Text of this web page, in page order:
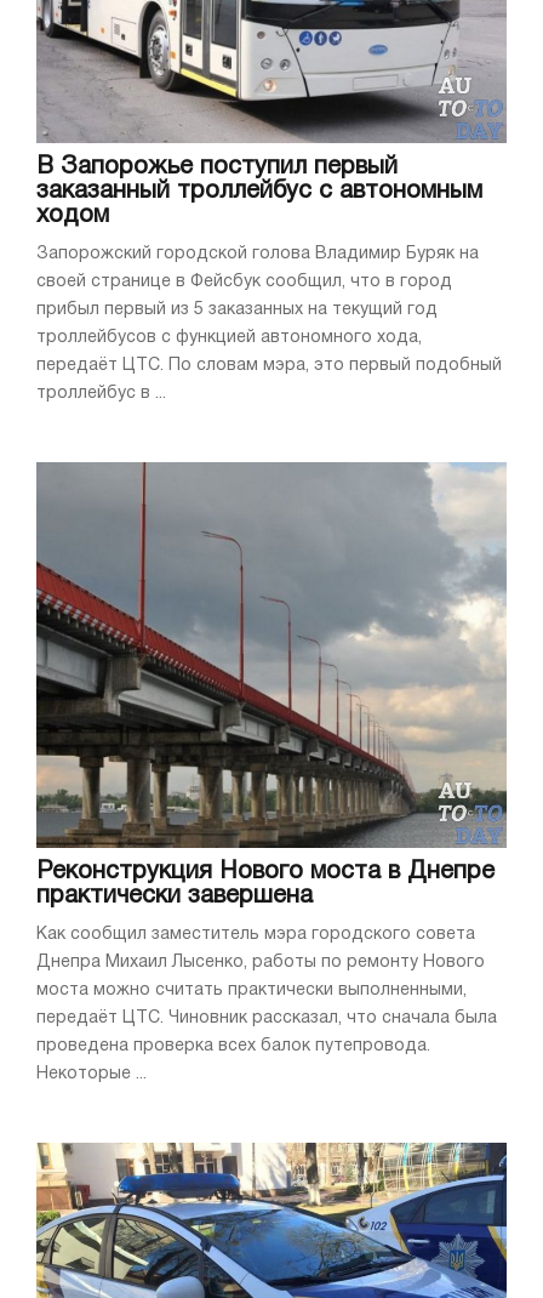
В Запорожье поступил первый
заказанный троллейбус с автономным
ходом
Запорожский городской голова Владимир Буряк на
своей странице в Фейсбук сообщил, что в город
прибыл первый из 5 заказанных на текущий год
троллейбусов с функцией автономного хода,
передаёт ЦТС. По словам мэра, это первый подобный
троллейбус в ...
Реконструкция Нового моста в Днепре
практически завершена
Как сообщил заместитель мэра городского совета
Днепра Михаил Лысенко, работы по ремонту Нового
моста можно считать практически выполненными,
передаёт ЦТС. Чиновник рассказал, что сначала была
проведена проверка всех балок путепровода.
Некоторые ...